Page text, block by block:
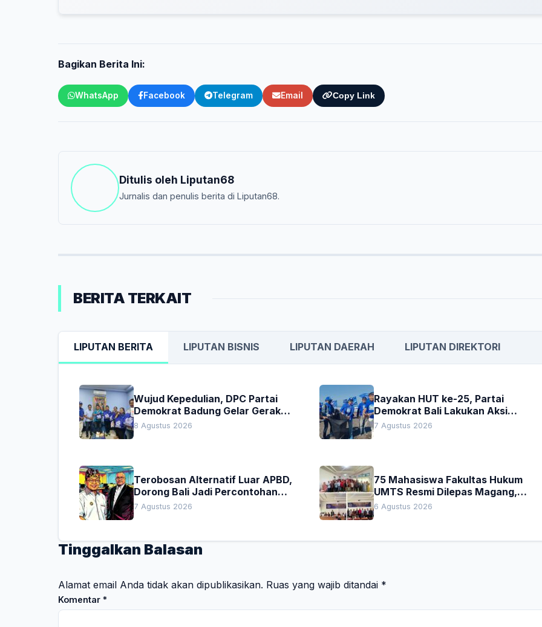
Bagikan Berita Ini:
WhatsApp Facebook Telegram Email Copy Link
Ditulis oleh Liputan68
Jurnalis dan penulis berita di Liputan68.
BERITA TERKAIT
LIPUTAN BERITA LIPUTAN BISNIS LIPUTAN DAERAH LIPUTAN DIREKTORI
Wujud Kepedulian, DPC Partai
Demokrat Badung Gelar Gerakan
Donor Darah
8 Agustus 2026
Rayakan HUT ke-25, Partai
Demokrat Bali Lakukan Aksi
Nyata Pelestarian Lingkungan
7 Agustus 2026
Terobosan Alternatif Luar APBD,
Dorong Bali Jadi Percontohan
Nasional Pembiayaan Daerah
7 Agustus 2026
75 Mahasiswa Fakultas Hukum
UMTS Resmi Dilepas Magang,
Dekan Titip Empat Pesan
6 Agustus 2026
Tinggalkan Balasan
Alamat email Anda tidak akan dipublikasikan. Ruas yang wajib ditandai *
Komentar *